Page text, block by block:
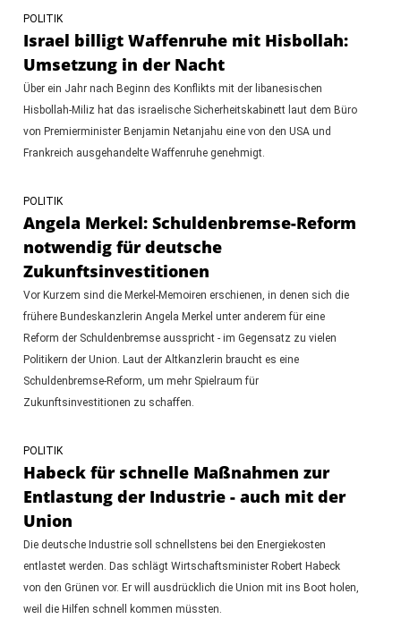
POLITIK
Israel billigt Waffenruhe mit Hisbollah:
Umsetzung in der Nacht
Über ein Jahr nach Beginn des Konflikts mit der libanesischen
Hisbollah-Miliz hat das israelische Sicherheitskabinett laut dem Büro
von Premierminister Benjamin Netanjahu eine von den USA und
Frankreich ausgehandelte Waffenruhe genehmigt.
POLITIK
Angela Merkel: Schuldenbremse-Reform
notwendig für deutsche
Zukunftsinvestitionen
Vor Kurzem sind die Merkel-Memoiren erschienen, in denen sich die
frühere Bundeskanzlerin Angela Merkel unter anderem für eine
Reform der Schuldenbremse ausspricht - im Gegensatz zu vielen
Politikern der Union. Laut der Altkanzlerin braucht es eine
Schuldenbremse-Reform, um mehr Spielraum für
Zukunftsinvestitionen zu schaffen.
POLITIK
Habeck für schnelle Maßnahmen zur
Entlastung der Industrie - auch mit der
Union
Die deutsche Industrie soll schnellstens bei den Energiekosten
entlastet werden. Das schlägt Wirtschaftsminister Robert Habeck
von den Grünen vor. Er will ausdrücklich die Union mit ins Boot holen,
weil die Hilfen schnell kommen müssten.